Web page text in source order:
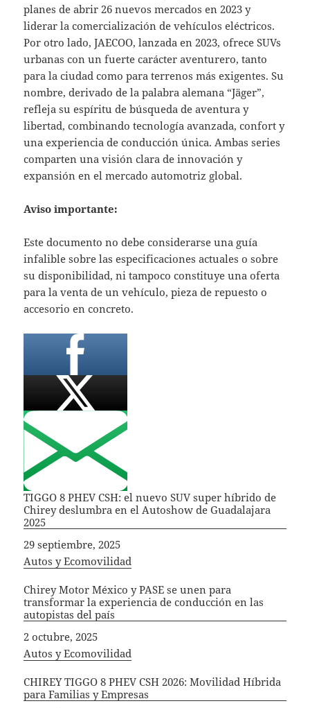
planes de abrir 26 nuevos mercados en 2023 y
liderar la comercialización de vehículos eléctricos.
Por otro lado, JAECOO, lanzada en 2023, ofrece SUVs
urbanas con un fuerte carácter aventurero, tanto
para la ciudad como para terrenos más exigentes. Su
nombre, derivado de la palabra alemana “Jäger”,
refleja su espíritu de búsqueda de aventura y
libertad, combinando tecnología avanzada, confort y
una experiencia de conducción única. Ambas series
comparten una visión clara de innovación y
expansión en el mercado automotriz global.
Aviso importante:
Este documento no debe considerarse una guía
infalible sobre las especificaciones actuales o sobre
su disponibilidad, ni tampoco constituye una oferta
para la venta de un vehículo, pieza de repuesto o
accesorio en concreto.
TIGGO 8 PHEV CSH: el nuevo SUV super híbrido de
Chirey deslumbra en el Autoshow de Guadalajara
2025
Fecha
29 septiembre, 2025
In relation to
Autos y Ecomovilidad
Chirey Motor México y PASE se unen para
transformar la experiencia de conducción en las
autopistas del país
Fecha
2 octubre, 2025
In relation to
Autos y Ecomovilidad
CHIREY TIGGO 8 PHEV CSH 2026: Movilidad Híbrida
para Familias y Empresas